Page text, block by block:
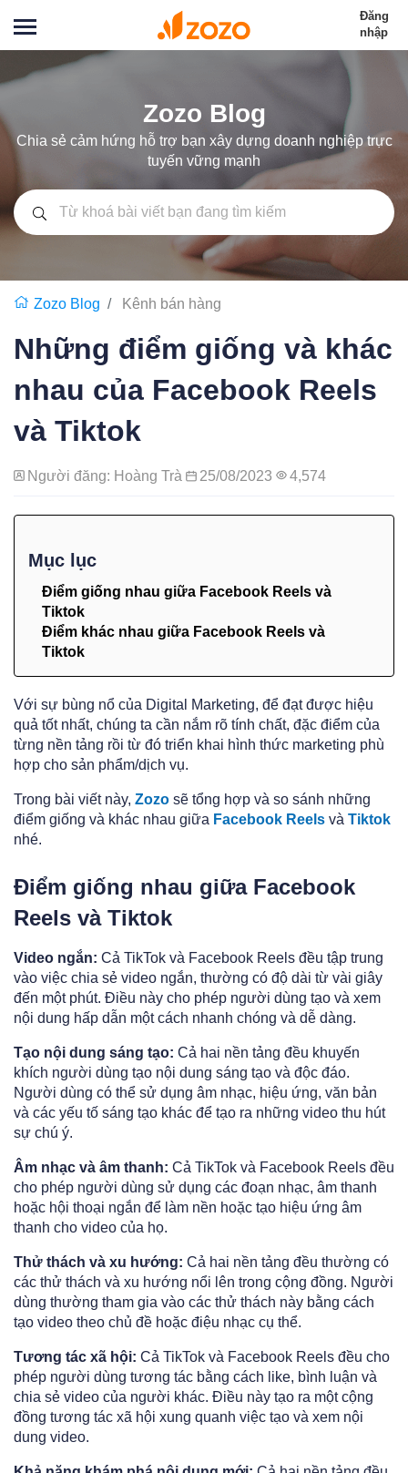
Đăng
nhập
Zozo Blog
Chia sẻ cảm hứng hỗ trợ bạn xây dựng doanh nghiệp trực
tuyến vững mạnh
Zozo Blog Kênh bán hàng
Những điểm giống và khác
nhau của Facebook Reels
và Tiktok
Người đăng: Hoàng Trà 25/08/2023 4,574
Mục lục
Điểm giống nhau giữa Facebook Reels và
Tiktok
Điểm khác nhau giữa Facebook Reels và
Tiktok
Với sự bùng nổ của Digital Marketing, để đạt được hiệu
quả tốt nhất, chúng ta cần nắm rõ tính chất, đặc điểm của
từng nền tảng rồi từ đó triển khai hình thức marketing phù
hợp cho sản phẩm/dịch vụ.
Trong bài viết này, Zozo sẽ tổng hợp và so sánh những
điểm giống và khác nhau giữa Facebook Reels và Tiktok
nhé.
Điểm giống nhau giữa Facebook
Reels và Tiktok
Video ngắn: Cả TikTok và Facebook Reels đều tập trung
vào việc chia sẻ video ngắn, thường có độ dài từ vài giây
đến một phút. Điều này cho phép người dùng tạo và xem
nội dung hấp dẫn một cách nhanh chóng và dễ dàng.
Tạo nội dung sáng tạo: Cả hai nền tảng đều khuyến
khích người dùng tạo nội dung sáng tạo và độc đáo.
Người dùng có thể sử dụng âm nhạc, hiệu ứng, văn bản
và các yếu tố sáng tạo khác để tạo ra những video thu hút
sự chú ý.
Âm nhạc và âm thanh: Cả TikTok và Facebook Reels đều
cho phép người dùng sử dụng các đoạn nhạc, âm thanh
hoặc hội thoại ngắn để làm nền hoặc tạo hiệu ứng âm
thanh cho video của họ.
Thử thách và xu hướng: Cả hai nền tảng đều thường có
các thử thách và xu hướng nổi lên trong cộng đồng. Người
dùng thường tham gia vào các thử thách này bằng cách
tạo video theo chủ đề hoặc điệu nhạc cụ thể.
Tương tác xã hội: Cả TikTok và Facebook Reels đều cho
phép người dùng tương tác bằng cách like, bình luận và
chia sẻ video của người khác. Điều này tạo ra một cộng
đồng tương tác xã hội xung quanh việc tạo và xem nội
dung video.